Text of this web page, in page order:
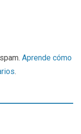
Aprende cómo
.